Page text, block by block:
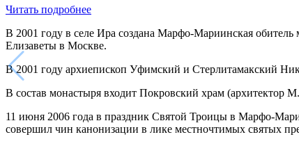
Читать подробнее
В 2001 году в селе Ира создана Марфо-Мариинская обитель
Елизаветы в Москве.
В 2001 году архиепископ Уфимский и Стерлитамакский
В состав монастыря входит Покровский храм (архитектор
11 июня 2006 года в праздник Святой Троицы в Марфо-
совершил чин канонизации в лике местночтимых святых